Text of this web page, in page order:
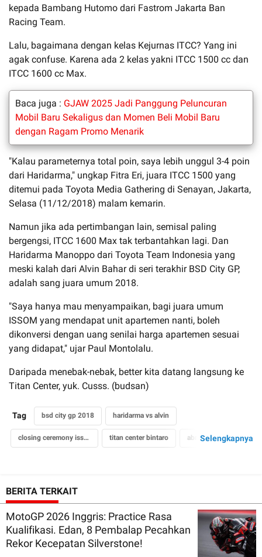
kepada Bambang Hutomo dari Fastrom Jakarta Ban
Racing Team.
Lalu, bagaimana dengan kelas Kejurnas ITCC? Yang ini
agak confuse. Karena ada 2 kelas yakni ITCC 1500 cc dan
ITCC 1600 cc Max.
Baca juga : GJAW 2025 Jadi Panggung Peluncuran
Mobil Baru Sekaligus dan Momen Beli Mobil Baru
dengan Ragam Promo Menarik
"Kalau parameternya total poin, saya lebih unggul 3-4 poin
dari Haridarma," ungkap Fitra Eri, juara ITCC 1500 yang
ditemui pada Toyota Media Gathering di Senayan, Jakarta,
Selasa (11/12/2018) malam kemarin.
Namun jika ada pertimbangan lain, semisal paling
bergengsi, ITCC 1600 Max tak terbantahkan lagi. Dan
Haridarma Manoppo dari Toyota Team Indonesia yang
meski kalah dari Alvin Bahar di seri terakhir BSD City GP,
adalah sang juara umum 2018.
"Saya hanya mau menyampaikan, bagi juara umum
ISSOM yang mendapat unit apartemen nanti, boleh
dikonversi dengan uang senilai harga apartemen sesuai
yang didapat," ujar Paul Montolalu.
Daripada menebak-nebak, better kita datang langsung ke
Titan Center, yuk. Cusss. (budsan)
Tag bsd city gp 2018 haridarma vs alvin
closing ceremony issom 2018 titan center bintaro abm enterprise
Selengkapnya
BERITA TERKAIT
MotoGP 2026 Inggris: Practice Rasa
Kualifikasi. Edan, 8 Pembalap Pecahkan
Rekor Kecepatan Silverstone!